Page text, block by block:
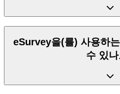
eSurvey을(를) 사용하
수 있